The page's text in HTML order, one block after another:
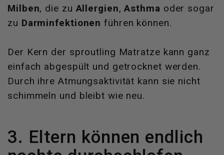
Milben, die zu Allergien,Asthma oder sogar
zu Darminfektionen führen können.
Der Kern der sproutling Matratze kann ganz
einfach abgespült und getrocknet werden.
Durch ihre Atmungsaktivität kann sie nicht
schimmeln und bleibt wie neu.
3. Eltern können endlich